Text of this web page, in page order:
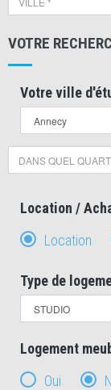
VOTRE
Votre ville
Location /
Location
Type de
Logement
Oui